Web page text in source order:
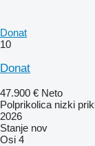
Donat
10
Donat
47.900 € Neto
Polprikolica nizki
2026
Stanje nov
Osi 4